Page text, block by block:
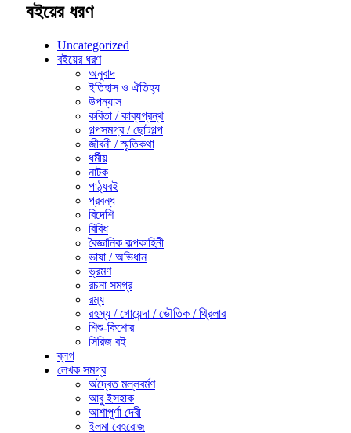
বইয়ের ধরণ
Uncategorized
বইয়ের ধরণ
অনুবাদ
ইতিহাস ও ঐতিহ্য
উপন্যাস
কবিতা / কাব্যগ্রন্থ
গল্পসমগ্র / ছোটগল্প
জীবনী / স্মৃতিকথা
ধর্মীয়
নাটক
পাঠ্যবই
প্রবন্ধ
বিদেশি
বিবিধ
বৈজ্ঞানিক কল্পকাহিনী
ভাষা / অভিধান
ভ্রমণ
রচনা সমগ্র
রম্য
রহস্য / গোয়েন্দা / ভৌতিক / থ্রিলার
শিশু-কিশোর
সিরিজ বই
ব্লগ
লেখক সমগ্র
অদ্বৈত মল্লবর্মণ
আবু ইসহাক
আশাপূর্ণা দেবী
ইলমা বেহরোজ